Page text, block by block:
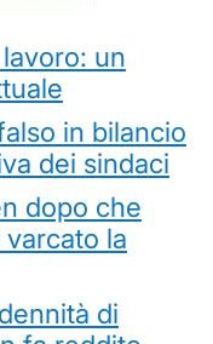
un
in bilancio
dei sindaci
dopo che
la
di